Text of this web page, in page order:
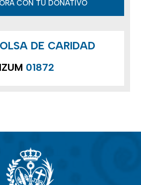
CON TU DONATIVO
DE CARIDAD
01872